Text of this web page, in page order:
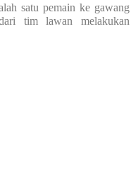
satu pemain ke gawang
tim lawan melakukan